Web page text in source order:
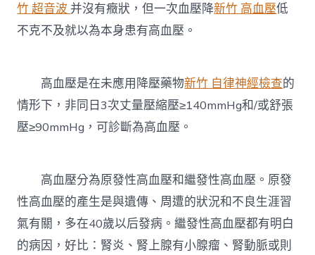
竹 超音波并沒有癥狀，但一次血壓降新竹 高血壓低
不克不及就以為本身患有高血壓。
高血壓是在未應用降壓藥物新竹 自律神經檢查的
情形下，非同日3次丈量壓縮壓≥140mmHg和/或舒張
壓≥90mmHg，可診斷為高血壓。
高血壓分為原發性高血壓和繼發性高血壓。原發
性高血壓的產生是與遺傳、周遭的狀況和不良生涯習
氣有關，多在40歲以后發病。繼發性高血壓都有明白
的病因，好比：腎炎、腎上腺有小腺瘤、腎動脈或則